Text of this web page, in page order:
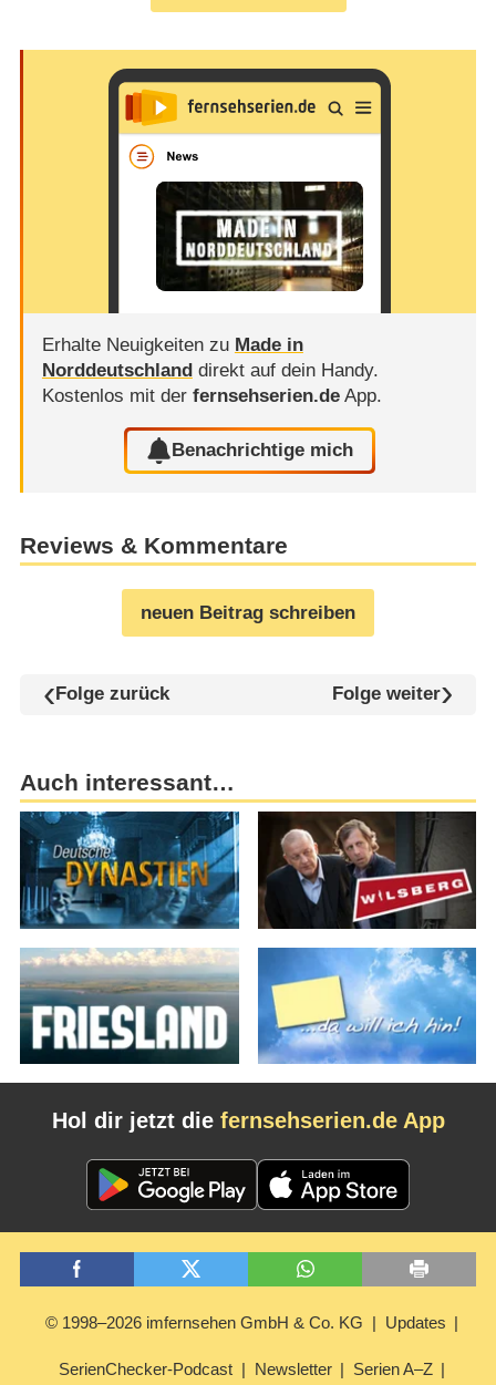
Erhalte Neuigkeiten zu Made in
Norddeutschlanddirekt auf dein Handy.
Kostenlos mit der fernsehserien.deApp.
Benachrichtige mich
Reviews & Kommentare
neuen Beitrag schreiben
Folge zurück Folge weiter
Auch interessant…
Hol dir jetzt die fernsehserien.de App
© 1998–2026 imfernsehen GmbH & Co. KG Updates
SerienChecker-Podcast Newsletter Serien A–Z